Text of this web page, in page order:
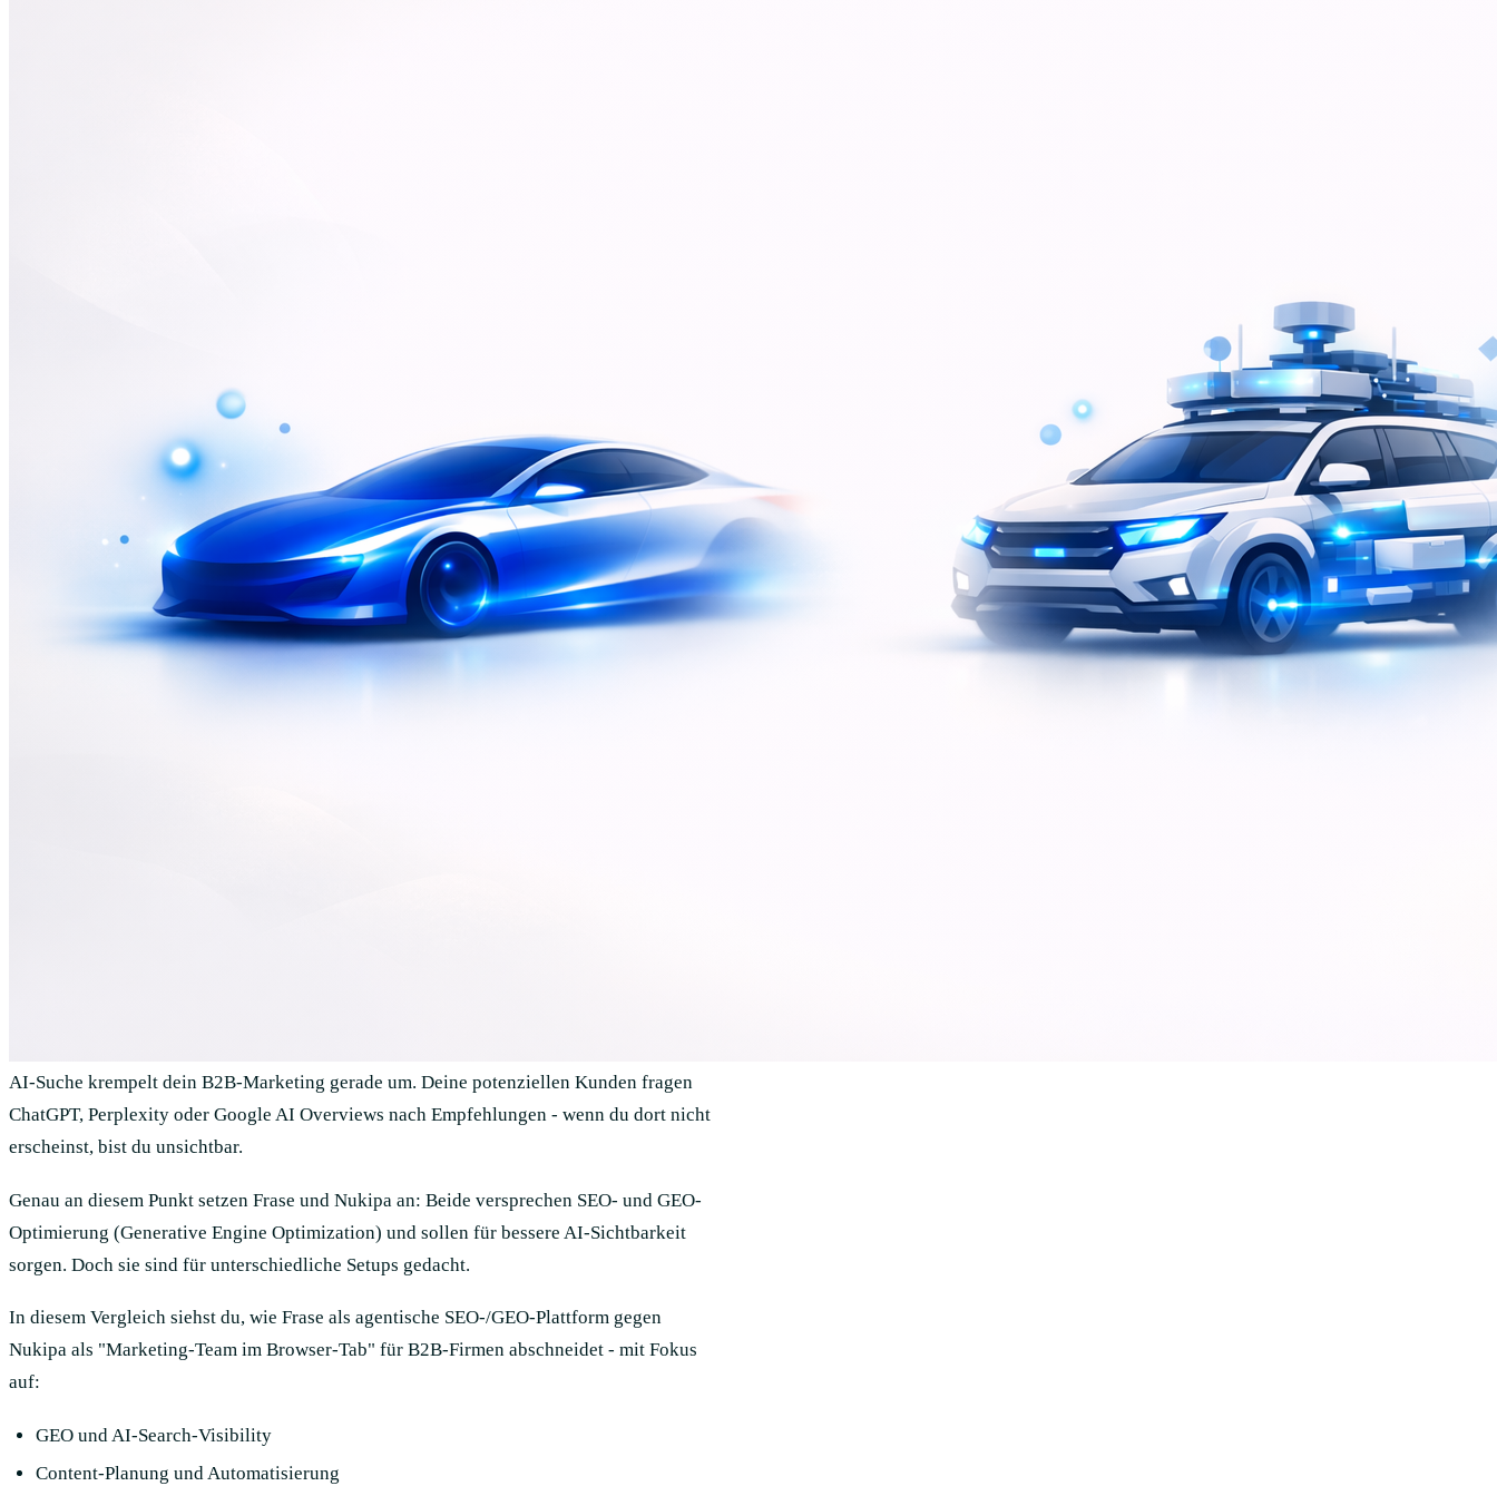
AI-Suche krempelt dein B2B-Marketing gerade um. Deine potenziellen Kunden fragen
ChatGPT, Perplexity oder Google AI Overviews nach Empfehlungen - wenn du dort nicht
erscheinst, bist du unsichtbar.
Genau an diesem Punkt setzen Frase und Nukipa an: Beide versprechen SEO- und GEO-
Optimierung (Generative Engine Optimization) und sollen für bessere AI-Sichtbarkeit
sorgen. Doch sie sind für unterschiedliche Setups gedacht.
In diesem Vergleich siehst du, wie Frase als agentische SEO-/GEO-Plattform gegen
Nukipa als "Marketing-Team im Browser-Tab" für B2B-Firmen abschneidet - mit Fokus
auf:
GEO und AI-Search-Visibility
Content-Planung und Automatisierung